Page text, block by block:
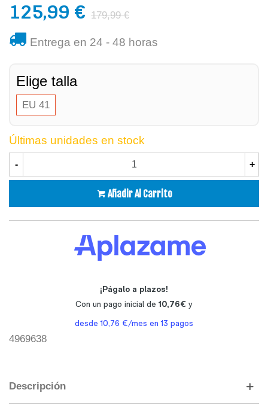
125,99 € 179,99 €
Entrega en 24 - 48 horas
Elige talla
EU 41
Últimas unidades en stock
- +
Añadir Al Carrito
4969638
Descripción